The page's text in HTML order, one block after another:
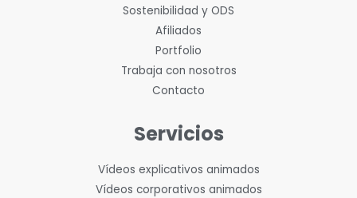
Sostenibilidad y ODS
Afiliados
Portfolio
Trabaja con nosotros
Contacto
Servicios
Vídeos explicativos animados
Vídeos corporativos animados